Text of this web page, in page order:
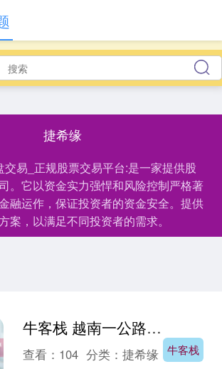
捷希缘
交易_正规股票交易平台:是一家提供股
。它以资金实力强悍和风险控制严格著
融运作，保证投资者的资金安全。提供
案，以满足不同投资者的需求。
牛客栈 越南一公路山体滑坡致大巴被掩埋 造成6死19伤
牛客栈
查看： 104 分类：捷希缘